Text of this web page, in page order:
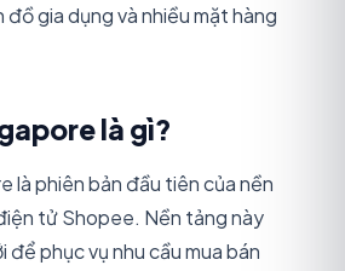
gia dụng và nhiều mặt hàng
là gì?
là phiên bản đầu tiên của nền
tử Shopee. Nền tảng này
để phục vụ nhu cầu mua bán